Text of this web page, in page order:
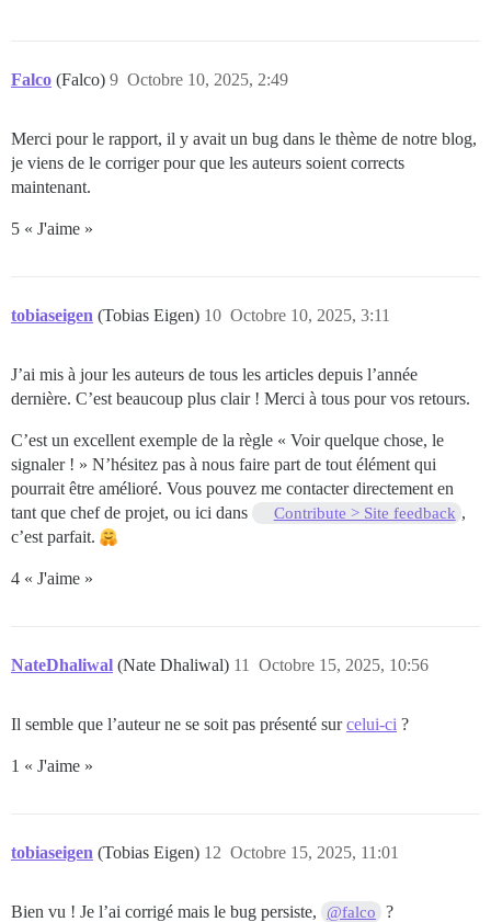
Falco (Falco) Octobre 10, 2025, 2:49
9
Merci pour le rapport, il y avait un bug dans le thème de notre blog,
je viens de le corriger pour que les auteurs soient corrects
maintenant.
5 « J'aime »
tobiaseigen (Tobias Eigen) Octobre 10, 2025, 3:11
10
J’ai mis à jour les auteurs de tous les articles depuis l’année
dernière. C’est beaucoup plus clair ! Merci à tous pour vos retours.
C’est un excellent exemple de la règle « Voir quelque chose, le
signaler ! » N’hésitez pas à nous faire part de tout élément qui
pourrait être amélioré. Vous pouvez me contacter directement en
tant que chef de projet, ou ici dans
Contribute > Site feedback ,
c’est parfait.
4 « J'aime »
NateDhaliwal (Nate Dhaliwal) Octobre 15, 2025, 10:56
11
Il semble que l’auteur ne se soit pas présenté surcelui-ci ?
1 « J'aime »
tobiaseigen (Tobias Eigen) Octobre 15, 2025, 11:01
12
Bien vu ! Je l’ai corrigé mais le bug persiste, @falco ?